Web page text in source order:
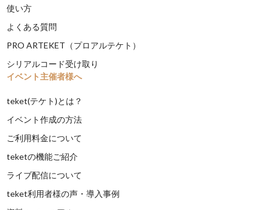
使い方
よくある質問
PRO ARTEKET（プロアルテケト）
シリアルコード受け取り
イベント主催者様へ
teket(テケト)とは？
イベント作成の方法
ご利用料金について
teketの機能ご紹介
ライブ配信について
teket利用者様の声・導入事例